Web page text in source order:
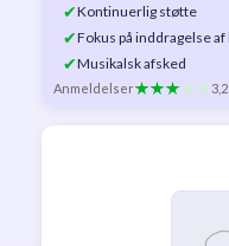
✔Kontinuerlig støtte
✔Fokus på inddragelse af
✔Musikalsk afsked
Anmeldelser